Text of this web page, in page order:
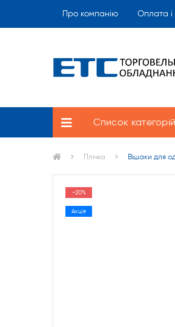
Про компанію Оплата і
Список категорій
Плічка Вішаки для
-20%
Акція